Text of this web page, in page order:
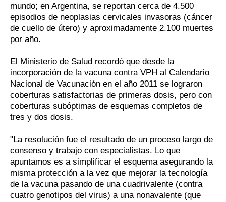
mundo; en Argentina, se reportan cerca de 4.500
episodios de neoplasias cervicales invasoras (cáncer
de cuello de útero) y aproximadamente 2.100 muertes
por año.
El Ministerio de Salud recordó que desde la
incorporación de la vacuna contra VPH al Calendario
Nacional de Vacunación en el año 2011 se lograron
coberturas satisfactorias de primeras dosis, pero con
coberturas subóptimas de esquemas completos de
tres y dos dosis.
"La resolución fue el resultado de un proceso largo de
consenso y trabajo con especialistas. Lo que
apuntamos es a simplificar el esquema asegurando la
misma protección a la vez que mejorar la tecnología
de la vacuna pasando de una cuadrivalente (contra
cuatro genotipos del virus) a una nonavalente (que